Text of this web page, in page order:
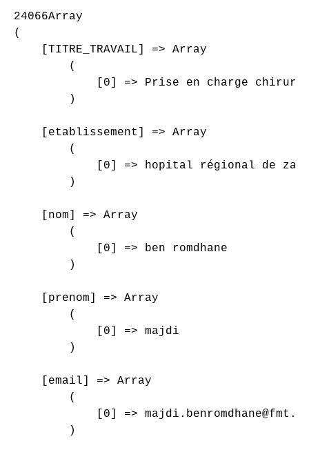
24066Array
(
    [TITRE_TRAVAIL] => Array
        (
[0] => Prise en charge
        )
    [etablissement] => Array
        (
[0] => hopital régional de
        )
    [nom] => Array
        (
            [0] => ben romdhane
        )
    [prenom] => Array
        (
            [0] => majdi
        )
    [email] => Array
        (
[0] =>
        )